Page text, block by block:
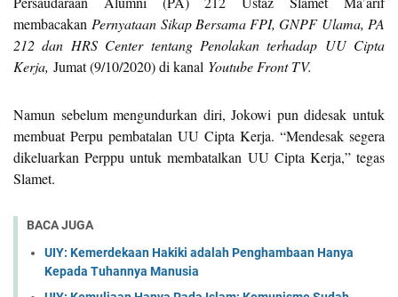
membacakan Pernyataan Sikap Bersama FPI, GNPF Ulama, PA
212 dan HRS Center tentang Penolakan terhadap UU Cipta
Kerja, Jumat (9/10/2020) di kanal Youtube Front TV.
Namun sebelum mengundurkan diri, Jokowi pun didesak untuk
membuat Perpu pembatalan UU Cipta Kerja. “Mendesak segera
dikeluarkan Perppu untuk membatalkan UU Cipta Kerja,” tegas
Slamet.
BACA JUGA
UIY: Kemerdekaan Hakiki adalah Penghambaan Hanya
Kepada Tuhannya Manusia